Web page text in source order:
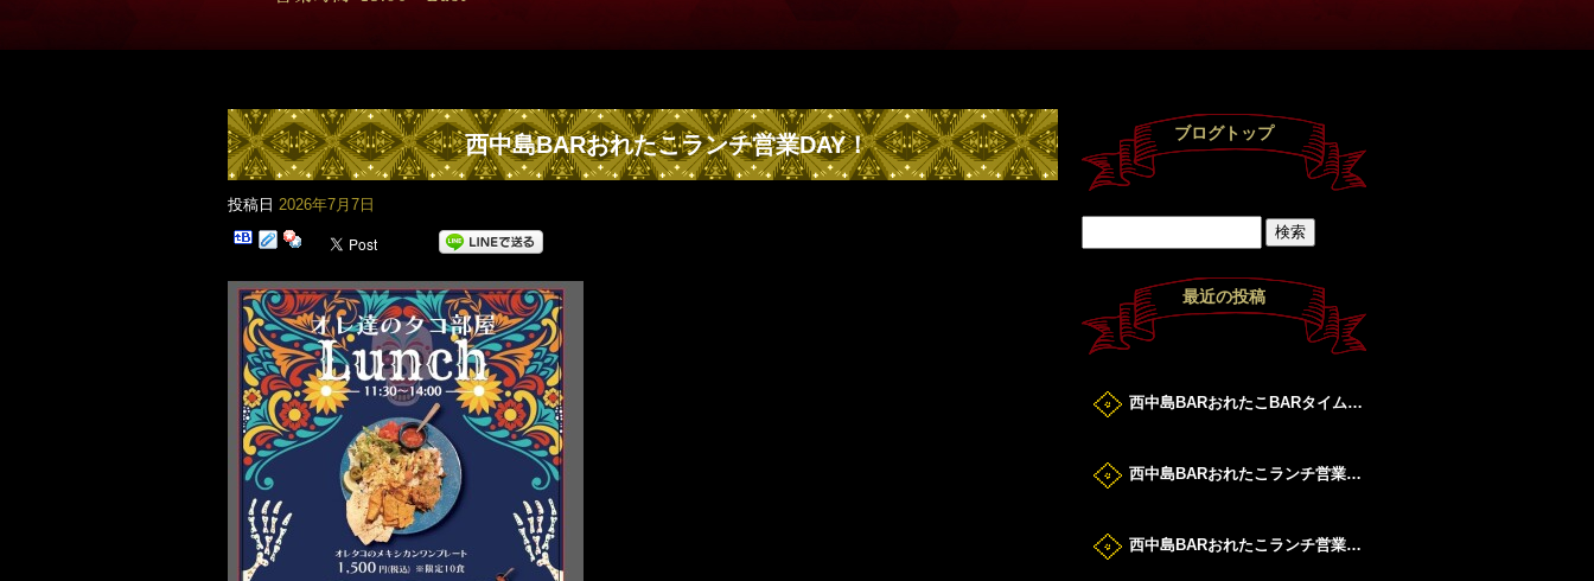
西中島BARおれたこランチ営業DAY！
投稿日 2026年7月7日
ブログトップ
最近の投稿
西中島BARおれたこBARタイムすたーと！
西中島BARおれたこランチ営業DAY！
西中島BARおれたこランチ営業DAY！